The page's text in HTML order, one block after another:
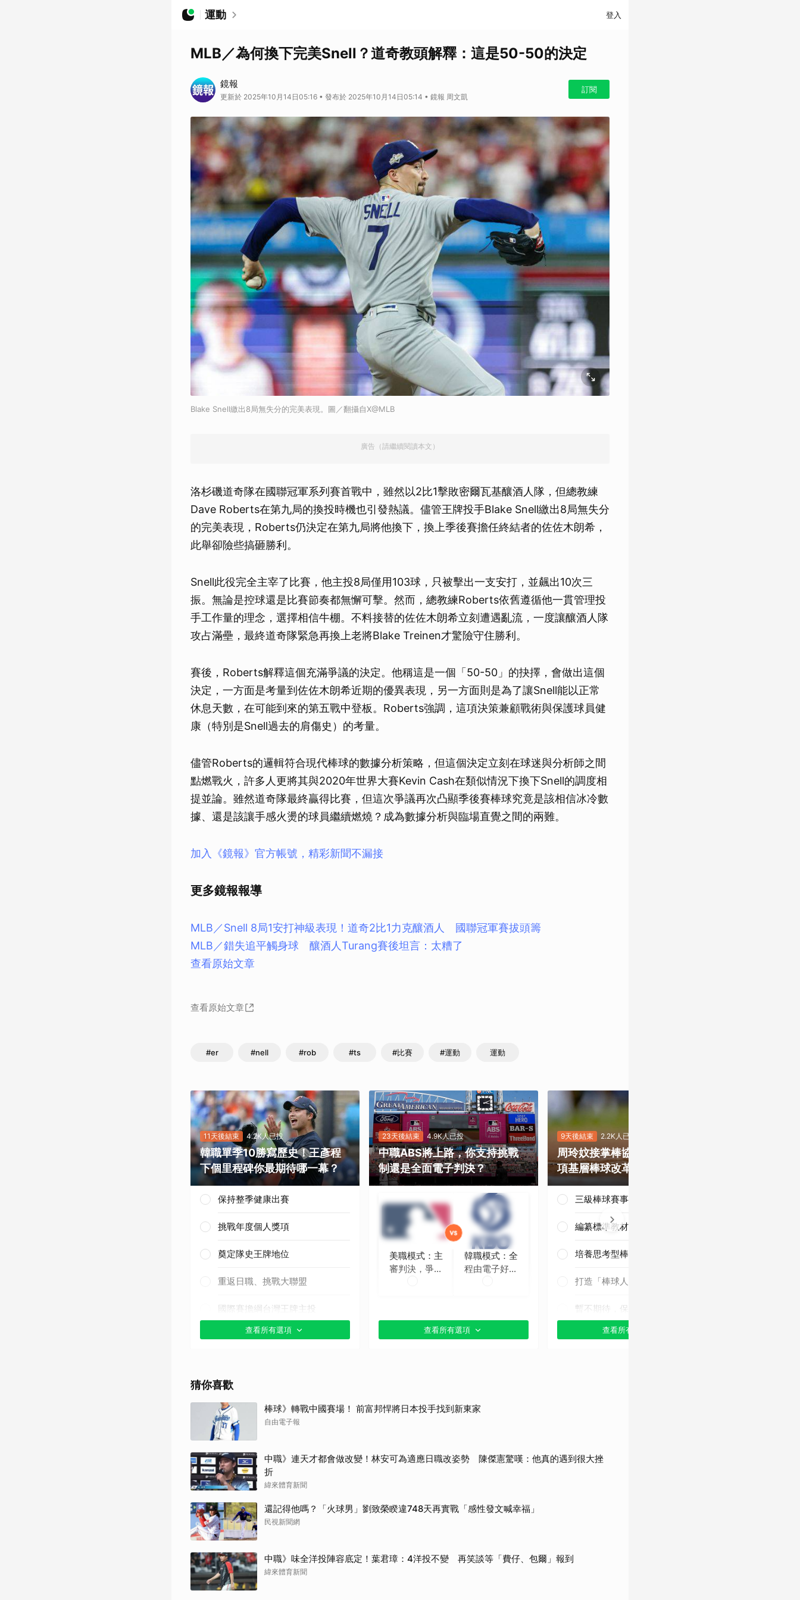
運動 登入
MLB／為何換下完美Snell？道奇教頭解釋：這是50-50的決定
鏡報
更新於 2025年10月14日05:16 • 發布於 2025年10月14日05:14 • 鏡報 周文凱
訂閱
Blake Snell繳出8局無失分的完美表現。圖／翻攝自X@MLB
廣告（請繼續閱讀本文）
洛杉磯道奇隊在國聯冠軍系列賽首戰中，雖然以2比1擊敗密爾瓦基釀酒人隊，但總教練
Dave Roberts在第九局的換投時機也引發熱議。儘管王牌投手Blake Snell繳出8局無失分
的完美表現，Roberts仍決定在第九局將他換下，換上季後賽擔任終結者的佐佐木朗希，
此舉卻險些搞砸勝利。
Snell此役完全主宰了比賽，他主投8局僅用103球，只被擊出一支安打，並飆出10次三
振。無論是控球還是比賽節奏都無懈可擊。然而，總教練Roberts依舊遵循他一貫管理投
手工作量的理念，選擇相信牛棚。不料接替的佐佐木朗希立刻遭遇亂流，一度讓釀酒人隊
攻占滿壘，最終道奇隊緊急再換上老將Blake Treinen才驚險守住勝利。
賽後，Roberts解釋這個充滿爭議的決定。他稱這是一個「50-50」的抉擇，會做出這個
決定，一方面是考量到佐佐木朗希近期的優異表現，另一方面則是為了讓Snell能以正常
休息天數，在可能到來的第五戰中登板。Roberts強調，這項決策兼顧戰術與保護球員健
康（特別是Snell過去的肩傷史）的考量。
儘管Roberts的邏輯符合現代棒球的數據分析策略，但這個決定立刻在球迷與分析師之間
點燃戰火，許多人更將其與2020年世界大賽Kevin Cash在類似情況下換下Snell的調度相
提並論。雖然道奇隊最終贏得比賽，但這次爭議再次凸顯季後賽棒球究竟是該相信冰冷數
據、還是該讓手感火燙的球員繼續燃燒？成為數據分析與臨場直覺之間的兩難。
加入《鏡報》官方帳號，精彩新聞不漏接
更多鏡報報導
MLB／Snell 8局1安打神級表現！道奇2比1力克釀酒人 國聯冠軍賽拔頭籌
MLB／錯失追平觸身球 釀酒人Turang賽後坦言：太糟了
查看原始文章
查看原始文章
#er #nell #rob #ts #比賽 #運動 運動
11天後結束 4.2K人已投
韓職單季10勝寫歷史！王彥程
下個里程碑你最期待哪一幕？
保持整季健康出賽
挑戰年度個人獎項
奠定隊史王牌地位
重返日職、挑戰大聯盟
國際賽擔綱台灣王牌主投
其他（歡迎貼文分享）
查看所有選項
23天後結束 4.9K人已投
中職ABS將上路，你支持挑戰
制還是全面電子判決？
美職模式：主
審判決，爭議
韓職模式：全
程由電子好球
查看所有選項
9天後結束 2.2K人已投
周玲妏接掌棒協，你最期待哪一
項基層棒球改革？
三級棒球賽事正常化
編纂標準教材與導入運科防護
培養思考型棒球人才
打造「棒球人之家」
暫不期待，保持觀望
查看所有選項
猜你喜歡
棒球》轉戰中國賽場！ 前富邦悍將日本投手找到新東家
自由電子報
中職》連天才都會做改變！林安可為適應日職改姿勢 陳傑憲驚嘆：他真的遇到很大挫
折
緯來體育新聞
還記得他嗎？「火球男」劉致榮睽違748天再實戰「感性發文喊幸福」
民視新聞網
中職》味全洋投陣容底定！葉君璋：4洋投不變 再笑談等「費仔、包爾」報到
緯來體育新聞